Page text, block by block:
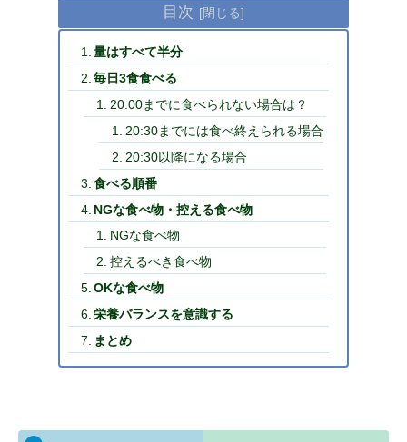
目次
量はすべて半分
毎日3食食べる
20:00までに食べられない場合は？
20:30までには食べ終えられる場合
20:30以降になる場合
食べる順番
NGな食べ物・控える食べ物
NGな食べ物
控えるべき食べ物
OKな食べ物
栄養バランスを意識する
まとめ